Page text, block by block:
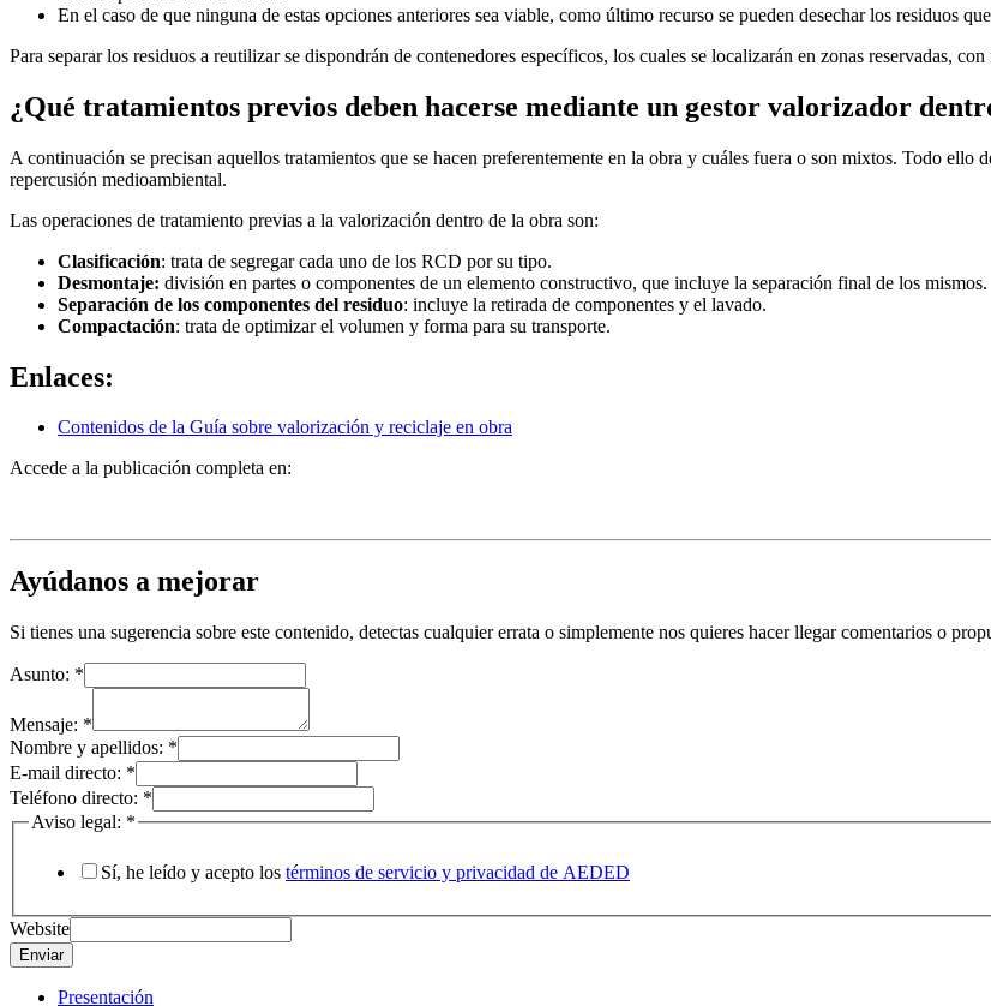
En el caso de que ninguna de estas opciones anteriores sea viable, como último recurso se pueden desechar los residuos
Para separar los residuos a reutilizar se dispondrán de contenedores específicos, los cuales se localizarán en zonas reservadas,
¿Qué tratamientos previos deben hacerse mediante un gestor valorizador
A continuación se precisan aquellos tratamientos que se hacen preferentemente en la obra y cuáles fuera o son mixtos. Todo ello
repercusión medioambiental.
Las operaciones de tratamiento previas a la valorización dentro de la obra son:
Clasificación: trata de segregar cada uno de los RCD por su tipo.
Desmontaje: división en partes o componentes de un elemento constructivo, que incluye la separación final de los mismos.
Separación de los componentes del residuo: incluye la retirada de componentes y el lavado.
Compactación: trata de optimizar el volumen y forma para su transporte.
Enlaces:
Contenidos de la Guía sobre valorización y reciclaje en obra
Accede a la publicación completa en:
Ayúdanos a mejorar
Si tienes una sugerencia sobre este contenido, detectas cualquier errata o simplemente nos quieres hacer llegar comentarios o
Asunto: *
Mensaje: *
Nombre y apellidos: *
E-mail directo: *
Teléfono directo: *
Aviso legal: *
Sí, he leído y acepto los términos de servicio y privacidad de AEDED
Website
Enviar
Presentación